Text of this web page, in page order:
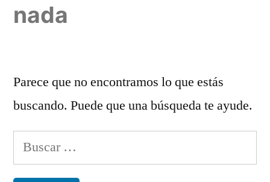
nada
Parece que no encontramos lo que estás
buscando. Puede que una búsqueda te ayude.
Buscar: